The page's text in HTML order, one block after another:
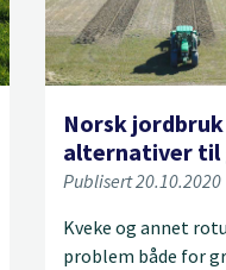
Norsk
alternativer til
Publisert 20.10.2020
Kveke og annet
problem både for